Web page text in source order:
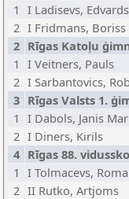
1 I Ladisevs, Edvards
2 I Fridmans, Boriss
2 Rīgas Katoļu
1 I Veitners, Pauls
2 I Sarbantovics,
3 Rīgas Valsts 1.
1 I Dabols, Janis
2 I Diners, Kirils
4 Rīgas 88.
1 I Tolmacevs,
2 II Rutko, Artjoms